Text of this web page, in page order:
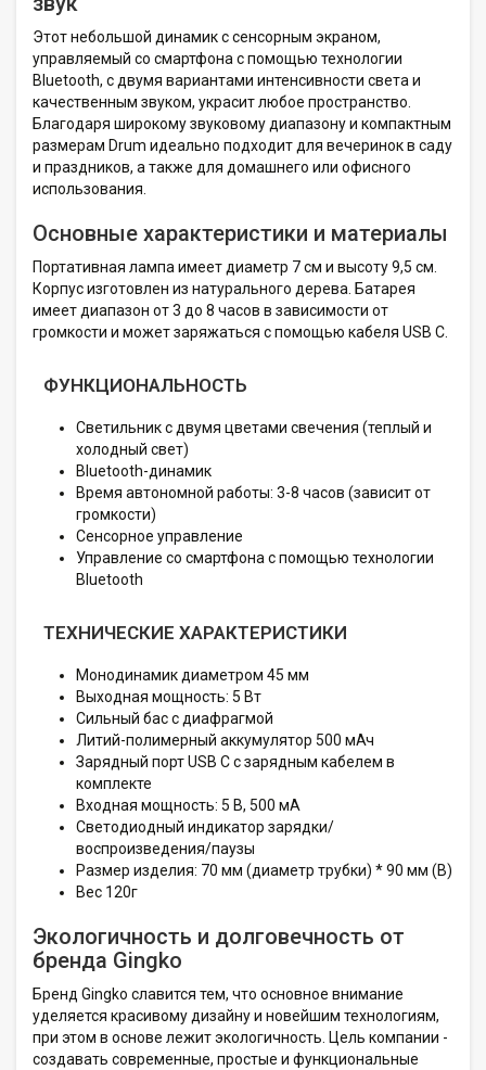
Этот небольшой динамик с сенсорным экраном,
управляемый со смартфона с помощью технологии
Bluetooth, с двумя вариантами интенсивности света и
качественным звуком, украсит любое пространство.
Благодаря широкому звуковому диапазону и компактным
размерам Drum идеально подходит для вечеринок в саду
и праздников, а также для домашнего или офисного
использования.
Основные характеристики и материалы
Портативная лампа имеет диаметр 7 см и высоту 9,5 см.
Корпус изготовлен из натурального дерева. Батарея
имеет диапазон от 3 до 8 часов в зависимости от
громкости и может заряжаться с помощью кабеля USB C.
ФУНКЦИОНАЛЬНОСТЬ
Светильник с двумя цветами свечения (теплый и
холодный свет)
Bluetooth-динамик
Время автономной работы: 3-8 часов (зависит от
громкости)
Сенсорное управление
Управление со смартфона с помощью технологии
Bluetooth
ТЕХНИЧЕСКИЕ ХАРАКТЕРИСТИКИ
Монодинамик диаметром 45 мм
Выходная мощность: 5 Вт
Сильный бас с диафрагмой
Литий-полимерный аккумулятор 500 мАч
Зарядный порт USB C с зарядным кабелем в
комплекте
Входная мощность: 5 В, 500 мА
Светодиодный индикатор зарядки/
воспроизведения/паузы
Размер изделия: 70 мм (диаметр трубки) * 90 мм (В)
Вес 120г
Экологичность и долговечность от
бренда Gingko
Бренд Gingko славится тем, что основное внимание
уделяется красивому дизайну и новейшим технологиям,
при этом в основе лежит экологичность. Цель компании -
создавать современные, простые и функциональные